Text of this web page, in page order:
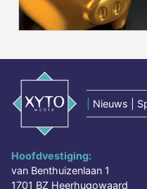
Nieuws |
Hoofdvestiging:
van Benthuizenlaan 1
1701 BZ Heerhugowaard